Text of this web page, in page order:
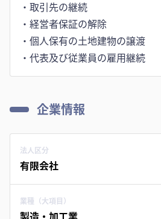
・取引先の継続
・経営者保証の解除
・個⼈保有の⼟地建物の譲渡
・代表及び従業員の雇⽤継続
企業情報
法人区分
有限会社
業種（大項目）
製造・加工業